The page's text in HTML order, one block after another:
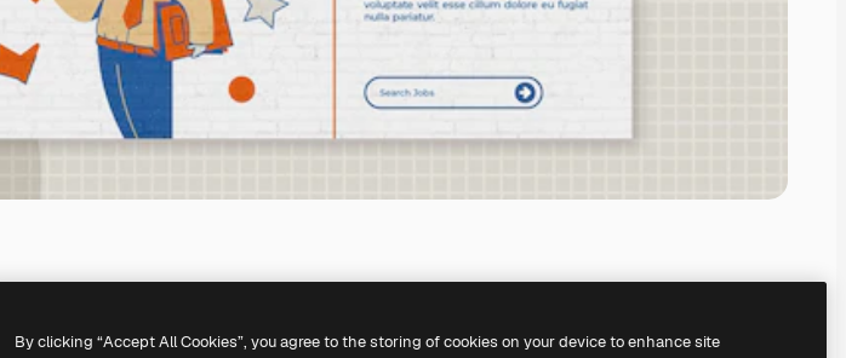
By clicking “Accept All Cookies”, you agree to the storing of cookies on your device to enhance site